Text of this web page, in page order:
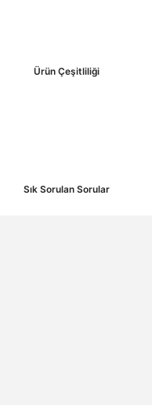
Ürün Çeşitliliği
Sık Sorulan Sorular